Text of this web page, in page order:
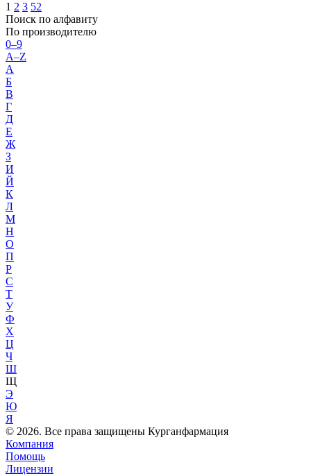
1 2 3 52
Поиск по алфавиту
По производителю
0–9
A–Z
А
Б
В
Г
Д
Е
Ж
З
И
Й
К
Л
М
Н
О
П
Р
С
Т
У
Ф
Х
Ц
Ч
Ш
Щ
Э
Ю
Я
© 2026. Все права защищены Курганфармация
Компания
Помощь
Лицензии